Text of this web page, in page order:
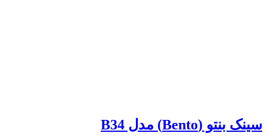
سینک بنتو (Bento) مدل B34